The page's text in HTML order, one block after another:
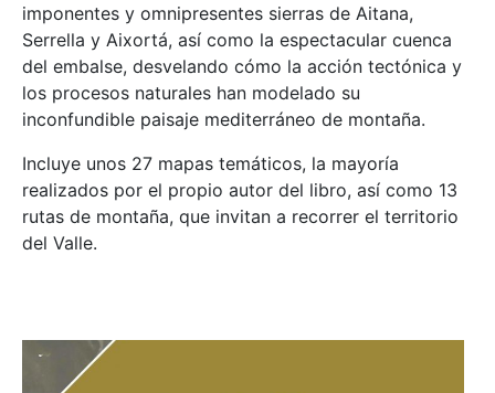
imponentes y omnipresentes sierras de Aitana,
Serrella y Aixortá, así como la espectacular cuenca
del embalse, desvelando cómo la acción tectónica y
los procesos naturales han modelado su
inconfundible paisaje mediterráneo de montaña.
Incluye unos 27 mapas temáticos, la mayoría
realizados por el propio autor del libro, así como 13
rutas de montaña, que invitan a recorrer el territorio
del Valle.